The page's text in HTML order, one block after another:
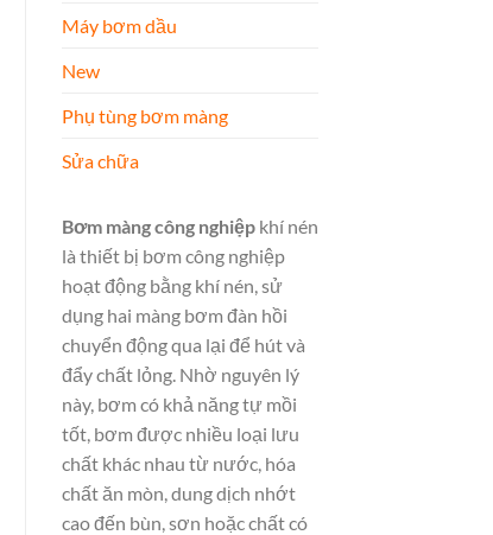
Máy bơm dầu
New
Phụ tùng bơm màng
Sửa chữa
Bơm màng công nghiệpkhí nén
là thiết bị bơm công nghiệp
hoạt động bằng khí nén, sử
dụng hai màng bơm đàn hồi
chuyển động qua lại để hút và
đẩy chất lỏng. Nhờ nguyên lý
này, bơm có khả năng tự mồi
tốt, bơm được nhiều loại lưu
chất khác nhau từ nước, hóa
chất ăn mòn, dung dịch nhớt
cao đến bùn, sơn hoặc chất có